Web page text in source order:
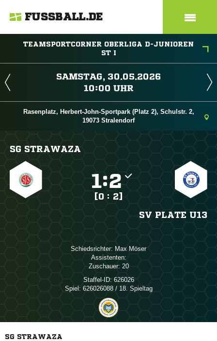
FUSSBALL.DE
TEAMSPORTCORNER OBERLIGA D-JUNIOREN
ST I
 
 
Rasenplatz, Herbert-John-Sportpark (Platz 2), Schulstr. 2,
19073 Stralendorf
SG STRAWAZA
:
[0 : 2]
SV PLATE U13
Schiedsrichter:  
Assistenten:
Zuschauer: 20
Staffel-ID: 626026
Spiel: 626026088 / 18. Spieltag
SG STRAWAZA